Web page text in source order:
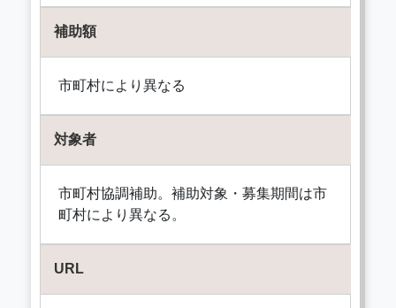
補助額
市町村により異なる
対象者
市町村協調補助。補助対象・募集期間は市
町村により異なる。
URL